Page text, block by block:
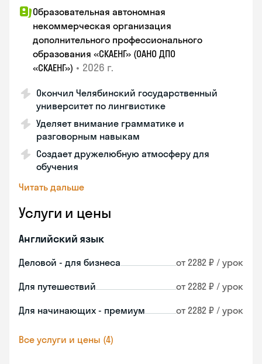
Образовательная автономная
некоммерческая организация
дополнительного профессионального
образования «СКАЕНГ» (ОАНО ДПО
«СКАЕНГ») • 2026 г.
Окончил Челябинский государственный
университет по лингвистике
Уделяет внимание грамматике и
разговорным навыкам
Создает дружелюбную атмосферу для
обучения
Читать дальше
Услуги и цены
Английский язык
Деловой - для бизнеса от 2282 ₽ / урок
Для путешествий от 2282 ₽ / урок
Для начинающих - премиум от 2282 ₽ / урок
Все услуги и цены (4)